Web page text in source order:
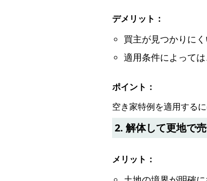
デメリット：
買主が見つかりに
適用条件によって
ポイント：
空き家特例を適用する
2. 解体して更地で
メリット：